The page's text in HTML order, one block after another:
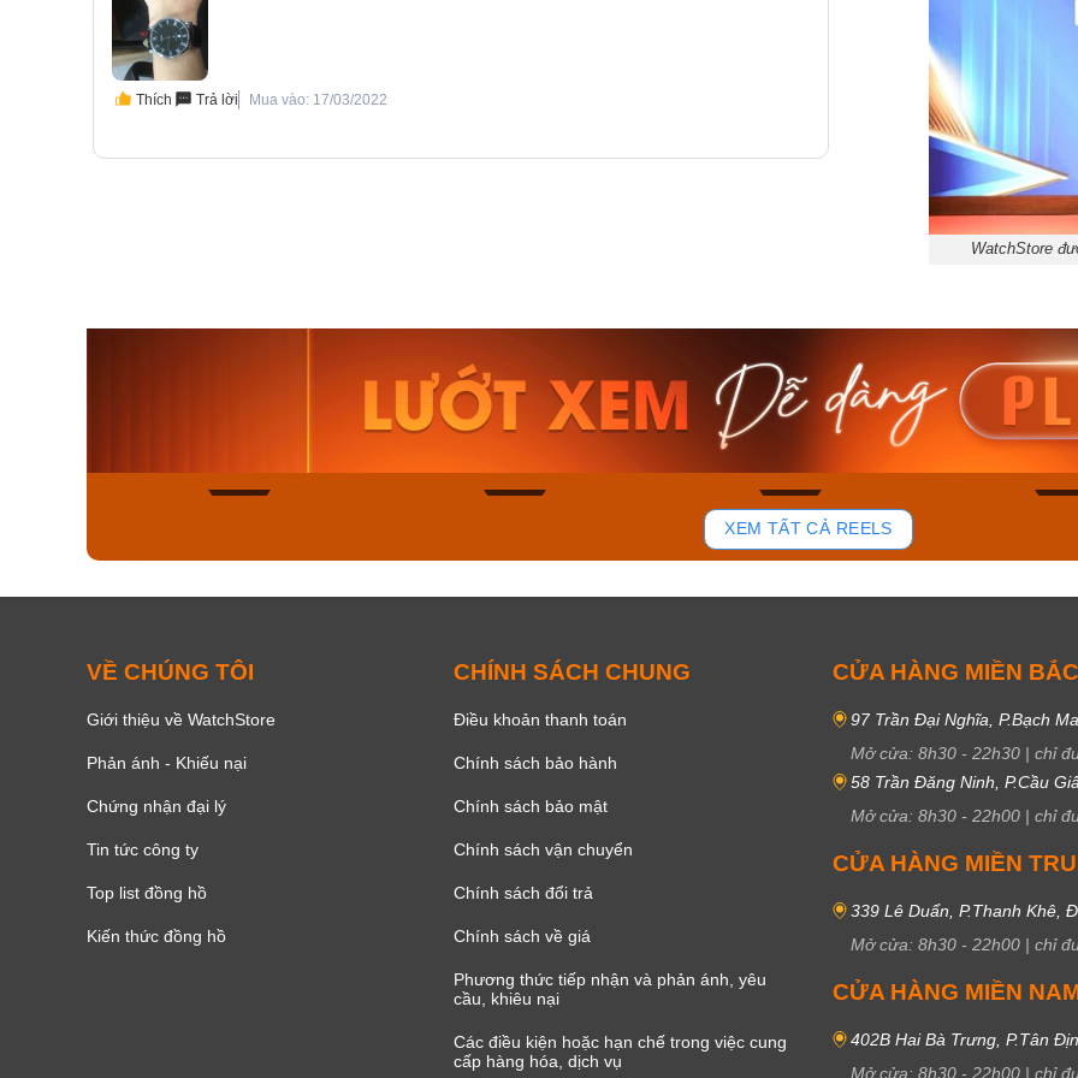
Thích Trả lời Mua vào: 17/03/2022
WatchStore
Casio Nam MTS-
115D-1AVDF
2.823.000₫
2.399.550₫
Mua ngay
40
Casio Nam MTS-
RS100L-1AVDF
4.276.000₫
3.634.600₫
Casio
230EL-
Mua
XEM TẤT CẢ REELS
VỀ CHÚNG TÔI
Giới thiệu về WatchStore
Phản ánh - Khiếu nại
Chứng nhận đại lý
Tin tức công ty
Top list đồng hồ
Kiến thức đồng hồ
CHÍNH SÁCH CHUNG
Điều khoản thanh toán
Chính sách bảo hành
Chính sách bảo mật
Chính sách vận chuyển
Chính sách đổi trả
Chính sách về giá
Phương thức tiếp nhận và phản ánh, yêu
cầu, khiêu nại
Các điều kiện hoặc hạn chế trong việc cung
cấp hàng hóa, dịch vụ
CỬA HÀNG MIỀN BẮC
97 Trần Đại Nghĩa, P.Bạch
Mở cửa: 8h30 - 22h30 | chỉ
58 Trần Đăng Ninh, P.Cầu
Mở cửa: 8h30 - 22h00 | chỉ
CỬA HÀNG MIỀN
339 Lê Duẩn, P.Thanh Khê,
Mở cửa: 8h30 - 22h00 | chỉ
CỬA HÀNG MIỀN
402B Hai Bà Trưng, P.Tân
Mở cửa: 8h30 - 22h00 | chỉ